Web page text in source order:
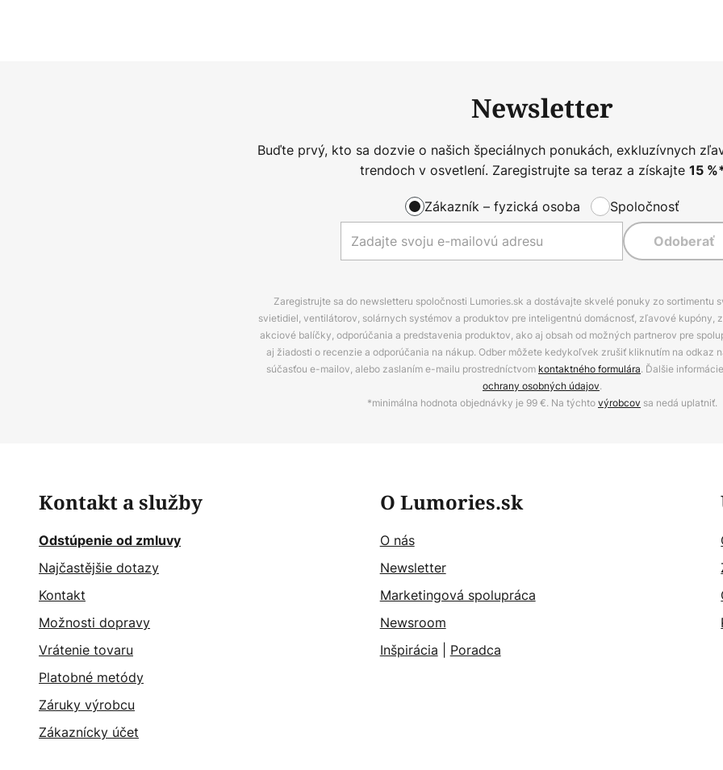
Newsletter
Buďte prvý, kto sa dozvie o našich špeciálnych ponukách, exkluzívnych
trendoch v osvetlení. Zaregistrujte sa teraz a získajte 15
Zákazník – fyzická osoba Spoločnosť
Odoberať
Zaregistrujte sa do newsletteru spoločnosti Lumories.sk a dostávajte skvelé ponuky zo sortimentu
svietidiel, ventilátorov, solárnych systémov a produktov pre inteligentnú domácnosť, zľavové kupóny,
akciové balíčky, odporúčania a predstavenia produktov, ako aj obsah od možných partnerov pre
aj žiadosti o recenzie a odporúčania na nákup. Odber môžete kedykoľvek zrušiť kliknutím na odkaz
súčasťou e-mailov, alebo zaslaním e-mailu prostredníctvom kontaktného formulára. Ďalšie
ochrany osobných údajov.
*minimálna hodnota objednávky je 99 €. Na týchtovýrobcov sa nedá uplatniť.
Kontakt a služby
Odstúpenie od zmluvy
Najčastějšie dotazy
Kontakt
Možnosti dopravy
Vrátenie tovaru
Platobné metódy
Záruky výrobcu
Zákaznícky účet
O Lumories.sk
O nás
Newsletter
Marketingová spolupráca
Newsroom
Inšpirácia
Poradca